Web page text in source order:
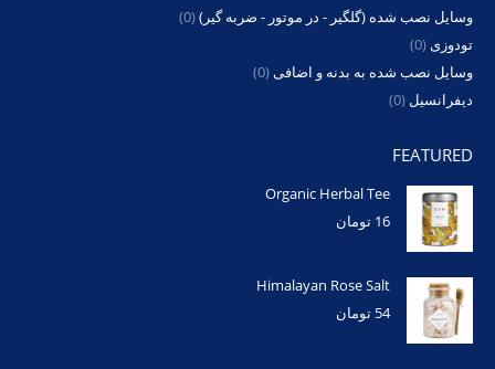
وسایل نصب شده (گلگیر - در موتور - ضربه گیر)(0)
تودوزی(0)
وسایل نصب شده به بدنه و اضافی(0)
دیفرانسیل (0)
FEATURED
Organic Herbal Tee
16 تومان
Himalayan Rose Salt
54 تومان